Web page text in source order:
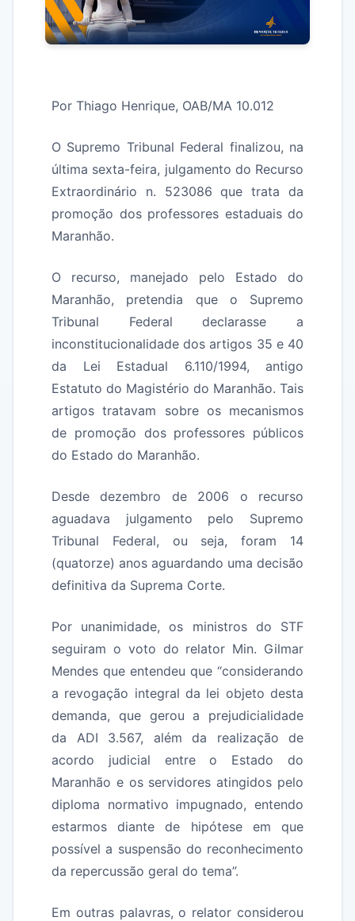
Por Thiago Henrique, OAB/MA 10.012
O Supremo Tribunal Federal finalizou, na
última sexta-feira, julgamento do Recurso
Extraordinário n. 523086 que trata da
promoção dos professores estaduais do
Maranhão.
O recurso, manejado pelo Estado do
Maranhão, pretendia que o Supremo
Tribunal Federal declarasse a
inconstitucionalidade dos artigos 35 e 40
da Lei Estadual 6.110/1994, antigo
Estatuto do Magistério do Maranhão. Tais
artigos tratavam sobre os mecanismos
de promoção dos professores públicos
do Estado do Maranhão.
Desde dezembro de 2006 o recurso
aguadava julgamento pelo Supremo
Tribunal Federal, ou seja, foram 14
(quatorze) anos aguardando uma decisão
definitiva da Suprema Corte.
Por unanimidade, os ministros do STF
seguiram o voto do relator Min. Gilmar
Mendes que entendeu que “considerando
a revogação integral da lei objeto desta
demanda, que gerou a prejudicialidade
da ADI 3.567, além da realização de
acordo judicial entre o Estado do
Maranhão e os servidores atingidos pelo
diploma normativo impugnado, entendo
estarmos diante de hipótese em que
possível a suspensão do reconhecimento
da repercussão geral do tema”.
Em outras palavras, o relator considerou